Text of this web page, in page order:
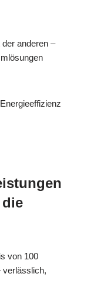
anderen –
von 100
verlässlich,